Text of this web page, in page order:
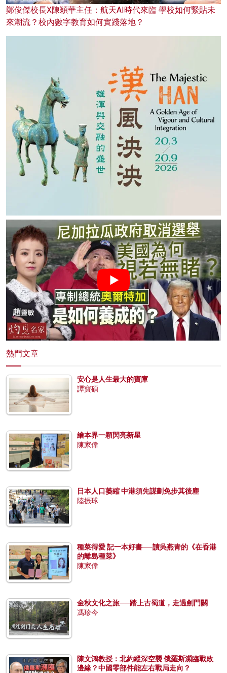
鄭俊傑校長X陳穎華主任：航天AI時代來臨 學校如何緊貼未
來潮流？校內數字教育如何實踐落地？
熱門文章
安心是人生最大的寶庫
譚寶碩
繪本界一顆閃亮新星
陳家偉
日本人口萎縮 中港須先謀劃免步其後塵
陸振球
種菜得愛 記一本好書──讀吳燕青的《在香港
的離島種菜》
陳家偉
金秋文化之旅──踏上古蜀道，走過劍門關
馮珍今
陳文鴻教授：北約縱深空襲 俄羅斯瀕臨戰敗
邊緣？中國零部件能左右戰局走向？